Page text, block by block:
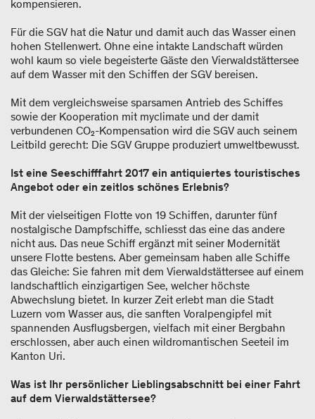
kompensieren.
Für die SGV hat die Natur und damit auch das Wasser einen
hohen Stellenwert. Ohne eine intakte Landschaft würden
wohl kaum so viele begeisterte Gäste den Vierwaldstättersee
auf dem Wasser mit den Schiffen der SGV bereisen.
Mit dem vergleichsweise sparsamen Antrieb des Schiffes
sowie der Kooperation mit myclimate und der damit
verbundenen CO₂-Kompensation wird die SGV auch seinem
Leitbild gerecht: Die SGV Gruppe produziert umweltbewusst.
Ist eine Seeschifffahrt 2017 ein antiquiertes touristisches
Angebot oder ein zeitlos schönes Erlebnis?
Mit der vielseitigen Flotte von 19 Schiffen, darunter fünf
nostalgische Dampfschiffe, schliesst das eine das andere
nicht aus. Das neue Schiff ergänzt mit seiner Modernität
unsere Flotte bestens. Aber gemeinsam haben alle Schiffe
das Gleiche: Sie fahren mit dem Vierwaldstättersee auf einem
landschaftlich einzigartigen See, welcher höchste
Abwechslung bietet. In kurzer Zeit erlebt man die Stadt
Luzern vom Wasser aus, die sanften Voralpengipfel mit
spannenden Ausflugsbergen, vielfach mit einer Bergbahn
erschlossen, aber auch einen wildromantischen Seeteil im
Kanton Uri.
Was ist Ihr persönlicher Lieblingsabschnitt bei einer Fahrt
auf dem Vierwaldstättersee?